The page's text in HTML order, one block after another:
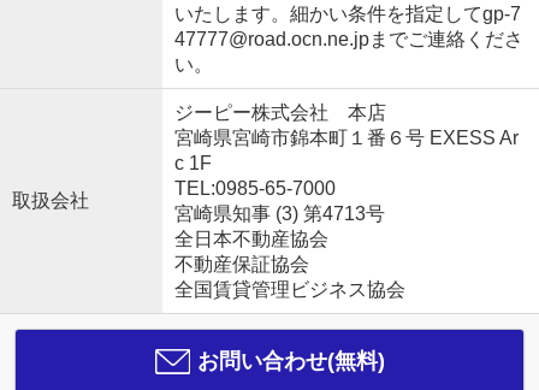
いたします。細かい条件を指定してgp-7
47777@road.ocn.ne.jpまでご連絡くださ
い。
取扱会社
ジーピー株式会社 本店
宮崎県宮崎市錦本町１番６号 EXESS Ar
c 1F
TEL:0985-65-7000
宮崎県知事 (3) 第4713号
全日本不動産協会
不動産保証協会
全国賃貸管理ビジネス協会
お問い合わせ(無料)